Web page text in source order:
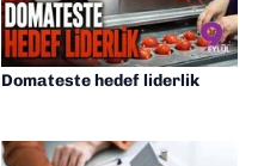
Domateste hedef liderlik